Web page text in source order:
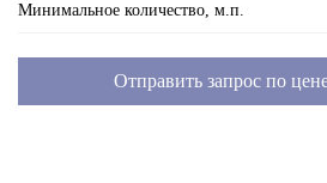
Минимальное количество, м.п.
Отправить запрос по